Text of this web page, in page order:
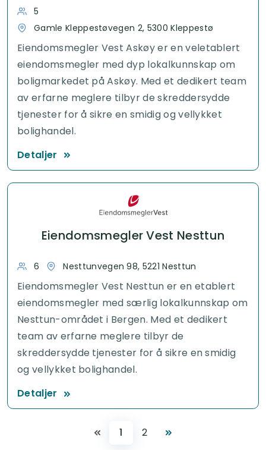
Eiendomsmegler Vest Askøy er en veletablert
eiendomsmegler med dyp lokalkunnskap om
boligmarkedet på Askøy. Med et dedikert team
av erfarne meglere tilbyr de skreddersydde
tjenester for å sikre en smidig og vellykket
bolighandel.
5
Gamle Kleppestøvegen 2, 5300 Kleppestø
Detaljer
Eiendomsmegler Vest Nesttun
Eiendomsmegler Vest Nesttun er en etablert
eiendomsmegler med særlig lokalkunnskap om
Nesttun-området i Bergen. Med et dedikert
team av erfarne meglere tilbyr de
skreddersydde tjenester for å sikre en smidig
og vellykket bolighandel.
6 Nesttunvegen 98, 5221 Nesttun
Detaljer
1 2